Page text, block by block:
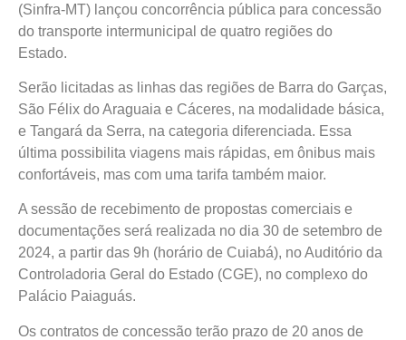
(Sinfra-MT) lançou concorrência pública para concessão
do transporte intermunicipal de quatro regiões do
Estado.
Serão licitadas as linhas das regiões de Barra do Garças,
São Félix do Araguaia e Cáceres, na modalidade básica,
e Tangará da Serra, na categoria diferenciada. Essa
última possibilita viagens mais rápidas, em ônibus mais
confortáveis, mas com uma tarifa também maior.
A sessão de recebimento de propostas comerciais e
documentações será realizada no dia 30 de setembro de
2024, a partir das 9h (horário de Cuiabá), no Auditório da
Controladoria Geral do Estado (CGE), no complexo do
Palácio Paiaguás.
Os contratos de concessão terão prazo de 20 anos de